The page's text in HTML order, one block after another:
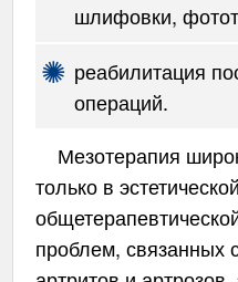
шлифовки,
реабилитация
операций.
Мезотерапия
только в
проблем, связанных